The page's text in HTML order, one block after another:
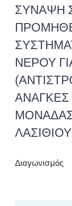
ΣΥΝΑΨΗ
ΝΕΡΟΥ
ΑΝΑΓΚΕΣ
ΛΑΣΙΘΙΟΥ
Διαγωνισμός